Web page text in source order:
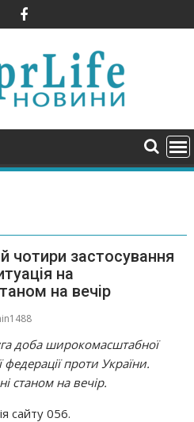
чотири застосування
на
на вечір
доба широкомасштабної
федерації проти України.
станом на вечір.
сайту 056.